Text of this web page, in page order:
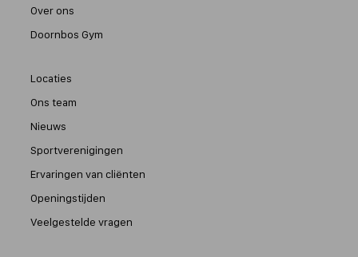
Over ons
Doornbos Gym
Locaties
Ons team
Nieuws
Sportverenigingen
Ervaringen van cliënten
Openingstijden
Veelgestelde vragen